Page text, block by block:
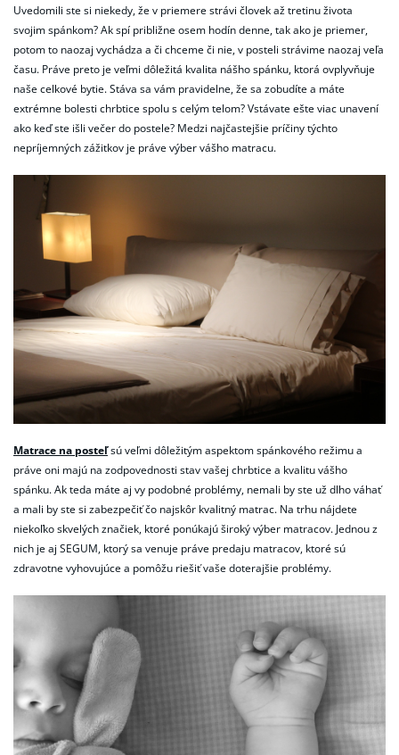
Uvedomili ste si niekedy, že v priemere strávi človek až tretinu života
svojim spánkom? Ak spí približne osem hodín denne, tak ako je priemer,
potom to naozaj vychádza a či chceme či nie, v posteli strávime naozaj veľa
času. Práve preto je veľmi dôležitá kvalita nášho spánku, ktorá ovplyvňuje
naše celkové bytie. Stáva sa vám pravidelne, že sa zobudíte a máte
extrémne bolesti chrbtice spolu s celým telom? Vstávate ešte viac unavení
ako keď ste išli večer do postele? Medzi najčastejšie príčiny týchto
nepríjemných zážitkov je práve výber vášho matracu.
Matrace na posteľsú veľmi dôležitým aspektom spánkového režimu a
práve oni majú na zodpovednosti stav vašej chrbtice a kvalitu vášho
spánku. Ak teda máte aj vy podobné problémy, nemali by ste už dlho váhať
a mali by ste si zabezpečiť čo najskôr kvalitný matrac. Na trhu nájdete
niekoľko skvelých značiek, ktoré ponúkajú široký výber matracov. Jednou z
nich je aj SEGUM, ktorý sa venuje práve predaju matracov, ktoré sú
zdravotne vyhovujúce a pomôžu riešiť vaše doterajšie problémy.